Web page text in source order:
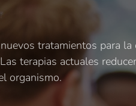
tratamientos para
terapias actuales
organismo.